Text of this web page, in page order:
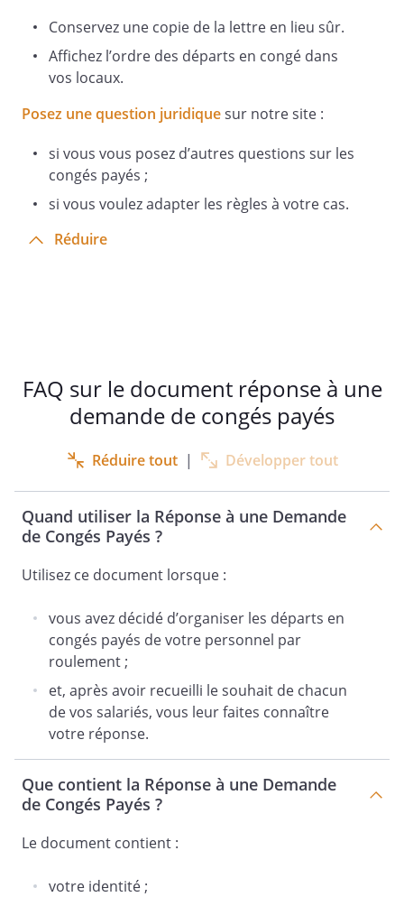
Conservez une copie de la lettre en lieu sûr.
Affichez l’ordre des départs en congé dans
vos locaux.
Posez une question juridiquesur notre site :
si vous vous posez d’autres questions sur les
congés payés ;
si vous voulez adapter les règles à votre cas.
Réduire
FAQ sur le document réponse à une
demande de congés payés
Réduire tout | Développer tout
Quand utiliser la Réponse à une Demande
de Congés Payés ?
Utilisez ce document lorsque :
vous avez décidé d’organiser les départs en
congés payés de votre personnel par
roulement ;
et, après avoir recueilli le souhait de chacun
de vos salariés, vous leur faites connaître
votre réponse.
Que contient la Réponse à une Demande
de Congés Payés ?
Le document contient :
votre identité ;